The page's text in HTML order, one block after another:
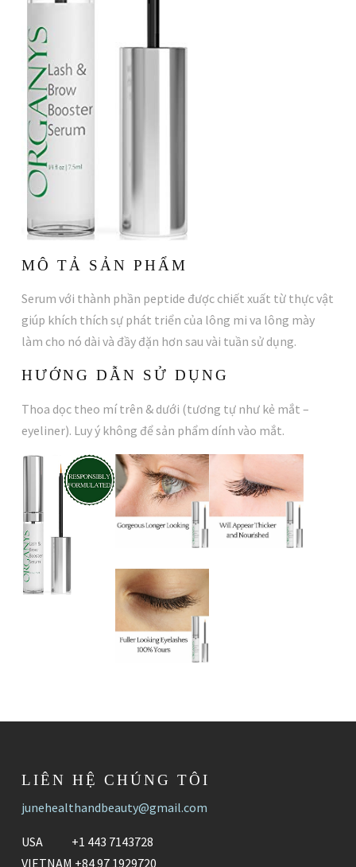
MÔ TẢ SẢN PHẨM
Serum với thành phần peptide được chiết xuất từ thực vật
giúp khích thích sự phát triển của lông mi va lông mày
làm cho nó dài và đầy đặn hơn sau vài tuần sử dụng.
HƯỚNG DẪN SỬ DỤNG
Thoa dọc theo mí trên & dưới (tương tự như kẻ mắt –
eyeliner). Luy ý không để sản phẩm dính vào mắt.
LIÊN HỆ CHÚNG TÔI
junehealthandbeauty@gmail.com
USA +1 443 7143728
VIETNAM +84 97 1929720